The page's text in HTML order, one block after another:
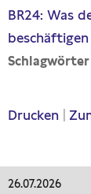
BR24: Was
Schlagwörter
Drucken
26.07.2026